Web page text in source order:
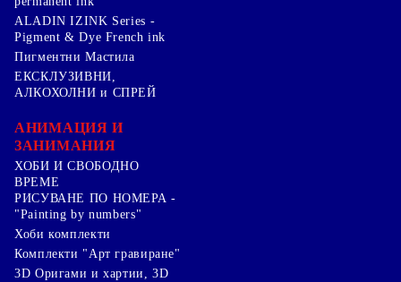
ALADIN IZINK Series -
Pigment & Dye French ink
Пигментни Мастила
ЕКСКЛУЗИВНИ,
АЛКОХОЛНИ и СПРЕЙ
АНИМАЦИЯ И
ЗАНИМАНИЯ
ХОБИ И СВОБОДНО
ВРЕМЕ
РИСУВАНЕ ПО НОМЕРА -
"Painting by numbers"
Хоби комплекти
Комплекти "Арт гравиране"
3D Оригами и хартии, 3D